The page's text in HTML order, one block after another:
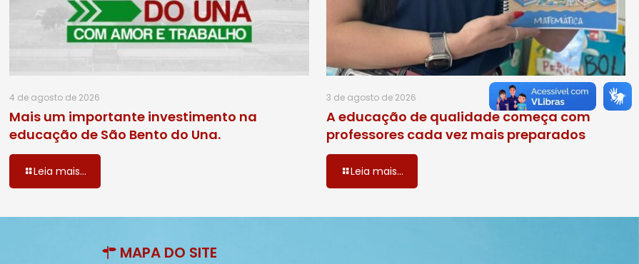
4 de agosto de 2026
Mais um importante investimento na
educação de São Bento do Una.
Leia mais...
3 de agosto de 2026
A educação de qualidade começa com
professores cada vez mais preparados
Leia mais...
MAPA DO SITE